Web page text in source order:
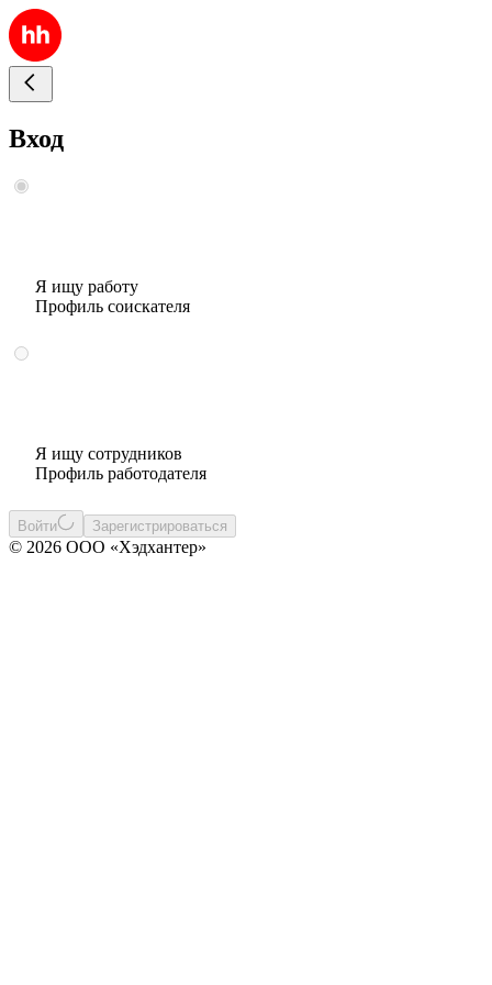
Вход
Я ищу работу
Профиль соискателя
Я ищу сотрудников
Профиль работодателя
Войти Зарегистрироваться
© 2026 ООО «Хэдхантер»